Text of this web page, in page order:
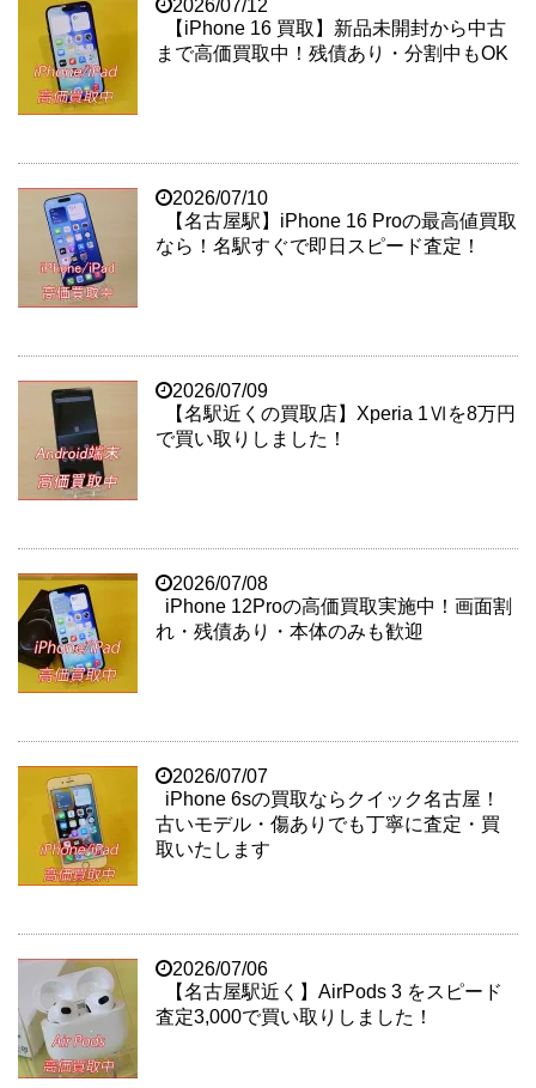
2026/07/12
【iPhone 16 買取】新品未開封から中古
まで高価買取中！残債あり・分割中もOK
2026/07/10
【名古屋駅】iPhone 16 Proの最高値買取
なら！名駅すぐで即日スピード査定！
2026/07/09
【名駅近くの買取店】Xperia 1Ⅵを8万円
で買い取りしました！
2026/07/08
iPhone 12Proの高価買取実施中！画面割
れ・残債あり・本体のみも歓迎
2026/07/07
iPhone 6sの買取ならクイック名古屋！
古いモデル・傷ありでも丁寧に査定・買
取いたします
2026/07/06
【名古屋駅近く】AirPods 3 をスピード
査定3,000で買い取りしました！